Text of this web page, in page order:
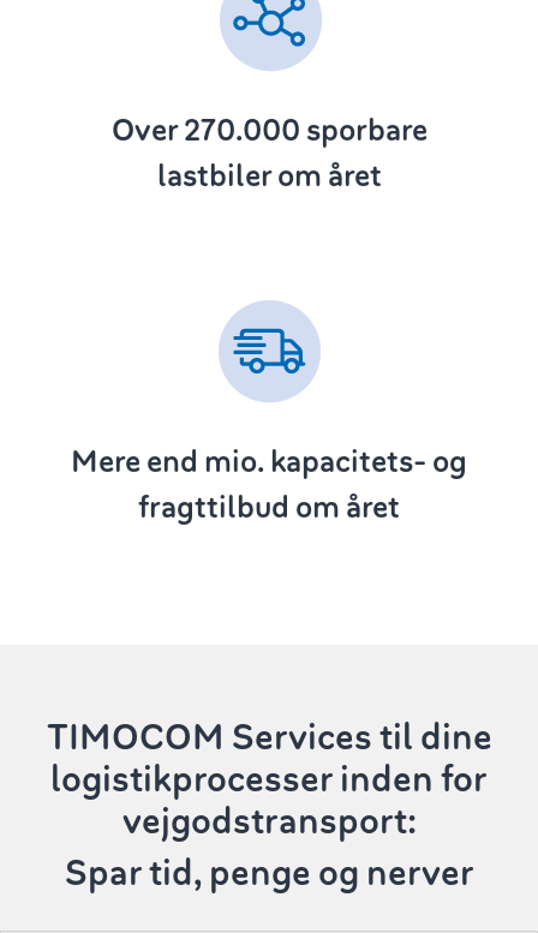
Over 270.000 sporbare
lastbiler om året
Mere end mio. kapacitets- og
fragttilbud om året
TIMOCOM Servicestil dine
logistikprocesser inden for
vejgodstransport:
Spar tid, penge og nerver